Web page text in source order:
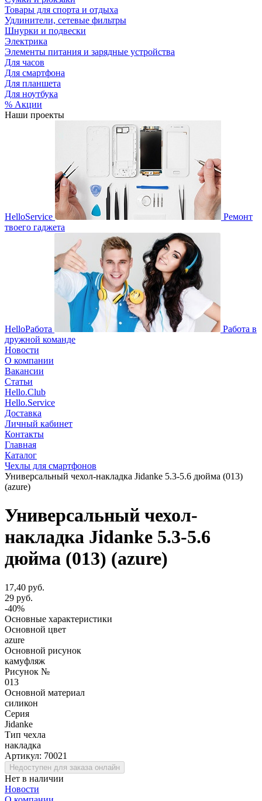
Товары для спорта и отдыха
Удлинители, сетевые фильтры
Шнурки и подвески
Электрика
Элементы питания и зарядные устройства
Для часов
Для смартфона
Для планшета
Для ноутбука
% Акции
Наши проекты
HelloService
Ремонт
твоего гаджета
HelloРабота
Работа в
дружной команде
Новости
О компании
Вакансии
Статьи
Hello.Club
Hello.Service
Доставка
Личный кабинет
Контакты
Главная
Каталог
Чехлы для смартфонов
Универсальный чехол-накладка Jidanke 5.3-5.6 дюйма (013)
(azure)
Универсальный чехол-
накладка Jidanke 5.3-5.6
дюйма (013) (azure)
17,40 руб.
29 руб.
-40%
Основные характеристики
Основной цвет
azure
Основной рисунок
камуфляж
Рисунок №
013
Основной материал
силикон
Серия
Jidanke
Тип чехла
накладка
Артикул: 70021
Недоступен для заказа онлайн
Нет в наличии
Новости